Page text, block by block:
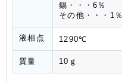
錫・・・6％
その他・・・1％
液相点 1290℃
質量 10ｇ